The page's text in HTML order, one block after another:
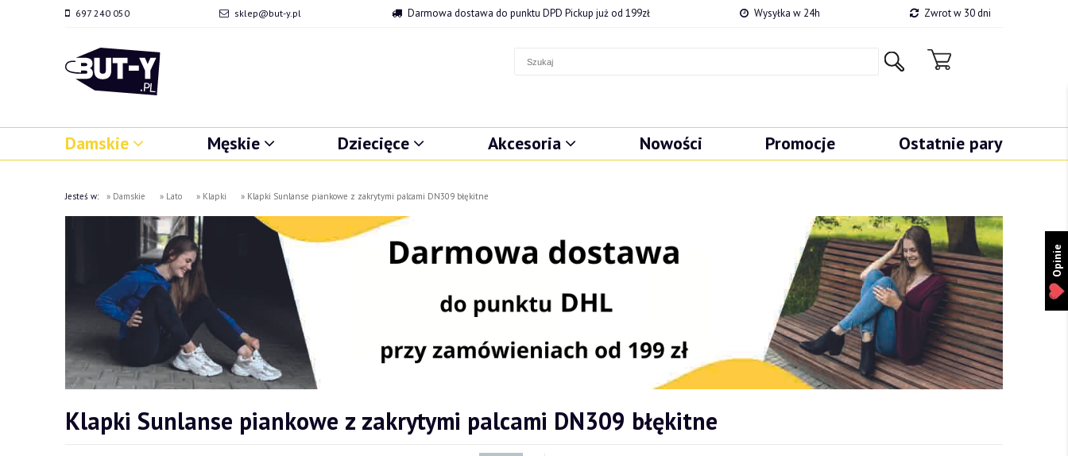
697 240 050 sklep@but-y.pl Darmowa dostawa do punktu DPD Pickup już od 199zł Wysyłka w 24h Zwrot w 30 dni
Damskie Męskie Dziecięce Akcesoria Nowości Promocje Ostatnie pary
Jesteś w: » Damskie » Lato » Klapki » Klapki Sunlanse piankowe z zakrytymi palcami DN309 błękitne
Klapki Sunlanse piankowe z zakrytymi palcami DN309 błękitne
Opinie